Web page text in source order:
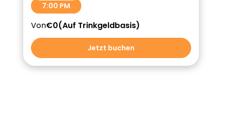
7:00 PM
Von€0 Auf Trinkgeldbasis
Jetzt buchen